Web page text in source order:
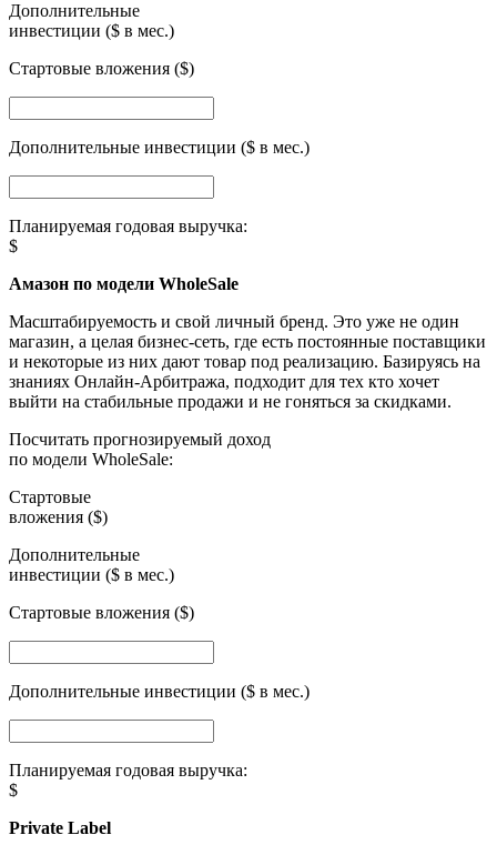
Дополнительные
инвестиции ($ в мес.)
Стартовые вложения ($)
Дополнительные инвестиции ($ в мес.)
Планируемая годовая выручка:
$
Амазон по модели WholeSale
Масштабируемость и свой личный бренд. Это уже не один
магазин, а целая бизнес-сеть, где есть постоянные поставщики
и некоторые из них дают товар под реализацию. Базируясь на
знаниях Онлайн-Арбитража, подходит для тех кто хочет
выйти на стабильные продажи и не гоняться за скидками.
Посчитать прогнозируемый доход
по модели WholeSale:
Стартовые
вложения ($)
Дополнительные
инвестиции ($ в мес.)
Стартовые вложения ($)
Дополнительные инвестиции ($ в мес.)
Планируемая годовая выручка:
$
Private Label